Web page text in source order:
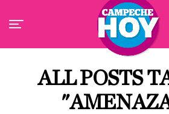
ALL POSTS